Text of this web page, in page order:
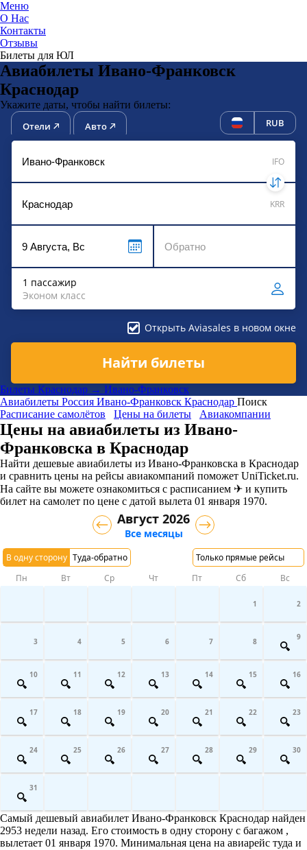
Меню
О Нас
Контакты
Отзывы
Билеты для ЮЛ
Авиабилеты Ивано-Франковск
Краснодар
Укажите даты, чтобы найти билеты:
Отели Авто RUB
IFO
KRR
1 пассажир
Эконом класс
Открыть Aviasales в новом окне
Найти билеты
Билеты Краснодар → Ивано-Франковск
Авиабилеты Россия Ивано-Франковск Краснодар Поиск
Расписание самолётов
Цены на билеты Авиакомпании
Цены на авиабилеты из Ивано-
Франковска в Краснодар
Найти дешевые авиабилеты из Ивано-Франковска в Краснодар
и сравнить цены на рейсы авиакомпаний поможет UniTicket.ru.
На сайте вы можете ознакомиться с расписанием ✈ и купить
билет на самолет по цене с датой вылета 01 января 1970.
В одну сторону Туда-обратно Только прямые рейсы
Август 2026
Все месяцы
Пн Вт Ср Чт Пт Сб Вс
1 2
3 4 5 6 7 8 9
10 11 12 13 14 15 16
17 18 19 20 21 22 23
24 25 26 27 28 29 30
31
Самый дешевый авиабилет Ивано-Франковск Краснодар найден
2953 недели назад. Его стоимость в одну сторону с багажом ,
вылетает 01 января 1970. Минимальная цена на авиарейс туда и